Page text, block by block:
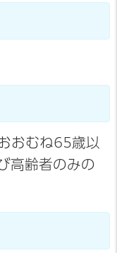
おむね65歳以
高齢者のみの